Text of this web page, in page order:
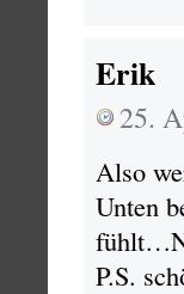
Erik
25.
Also
Unten
P.S.